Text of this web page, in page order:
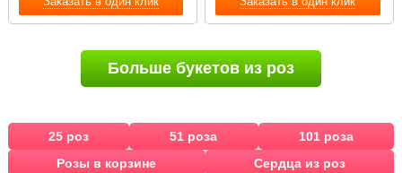
Больше букетов из роз
25 роз 51 роза
101 роза
Розы в корзине
Сердца из роз